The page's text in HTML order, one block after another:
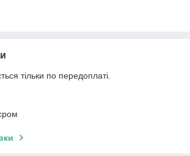
тільки по передоплаті.